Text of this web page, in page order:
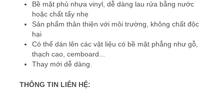
Bề mặt phủ nhựa vinyl, dễ dàng lau rửa bằng nước
hoặc chất tẩy nhẹ
Sản phẩm thân thiện với môi trường, không chất độc
hại
Có thể dán lên các vật liệu có bề mặt phẳng như gỗ,
thạch cao, cemboard...
Thay mới dễ dàng.
THÔNG TIN LIÊN HỆ: